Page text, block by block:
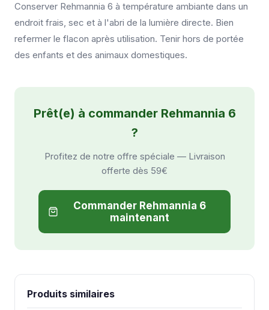
Conserver Rehmannia 6 à température ambiante dans un
endroit frais, sec et à l'abri de la lumière directe. Bien
refermer le flacon après utilisation. Tenir hors de portée
des enfants et des animaux domestiques.
Prêt(e) à commander Rehmannia 6
?
Profitez de notre offre spéciale — Livraison
offerte dès 59€
Commander Rehmannia 6
maintenant
Produits similaires